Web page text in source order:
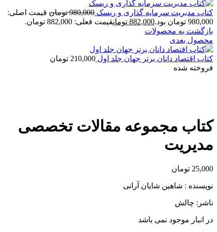
کتاب مدیریت سرمایه گذاری و ریسک 980,000 تومان قیمت اصلی:
980,000 تومان بود.
882,000 تومانقیمت فعلی: 882,000 تومان.
بازگشت به محصولات
محصول بعدی
كتاب اقتصاد دانان برتر جهان جلد اول 210,000 تومان
فروخته شده
کتاب مجموعه مقالات تخصصی
مدیریت
25,000 تومان
نویسنده : شاهین شایان آرانی
ناشر: چالش
در انبار موجود نمی باشد